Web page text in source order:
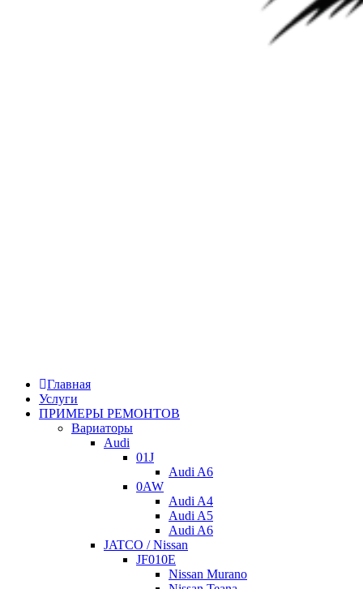
Главная
Услуги
ПРИМЕРЫ РЕМОНТОВ
Вариаторы
Audi
01J
Audi A6
0AW
Audi A4
Audi A5
Audi A6
JATCO / Nissan
JF010E
Nissan Murano